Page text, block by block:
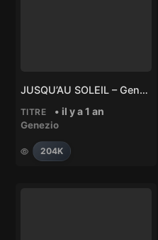
JUSQU’AU SOLEIL – Genezio
TITRE • il y a 1 an
Genezio
204K